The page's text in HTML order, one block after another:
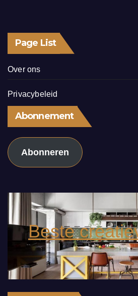
Page List
Over ons
Privacybeleid
Abonnement
Abonneren
Beste